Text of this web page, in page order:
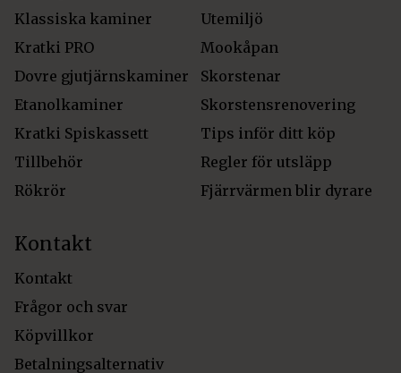
Klassiska kaminer
Kratki PRO
Dovre gjutjärnskaminer
Etanolkaminer
Kratki Spiskassett
Tillbehör
Rökrör
Utemiljö
Mookåpan
Skorstenar
Skorstensrenovering
Tips inför ditt köp
Regler för utsläpp
Fjärrvärmen blir dyrare
Kontakt
Kontakt
Frågor och svar
Köpvillkor
Betalningsalternativ